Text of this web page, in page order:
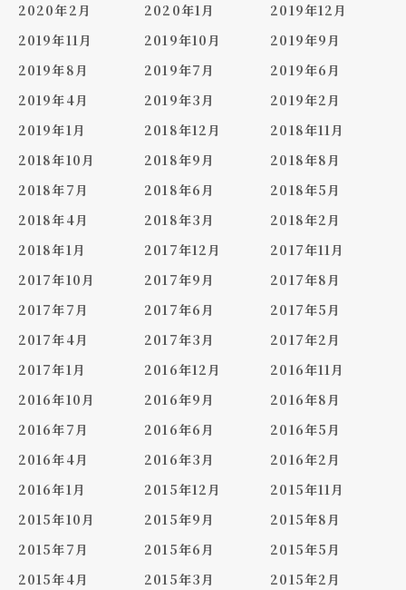
2020年2月
2020年1月
2019年12月
2019年11月
2019年10月
2019年9月
2019年8月
2019年7月
2019年6月
2019年4月
2019年3月
2019年2月
2019年1月
2018年12月
2018年11月
2018年10月
2018年9月
2018年8月
2018年7月
2018年6月
2018年5月
2018年4月
2018年3月
2018年2月
2018年1月
2017年12月
2017年11月
2017年10月
2017年9月
2017年8月
2017年7月
2017年6月
2017年5月
2017年4月
2017年3月
2017年2月
2017年1月
2016年12月
2016年11月
2016年10月
2016年9月
2016年8月
2016年7月
2016年6月
2016年5月
2016年4月
2016年3月
2016年2月
2016年1月
2015年12月
2015年11月
2015年10月
2015年9月
2015年8月
2015年7月
2015年6月
2015年5月
2015年4月
2015年3月
2015年2月